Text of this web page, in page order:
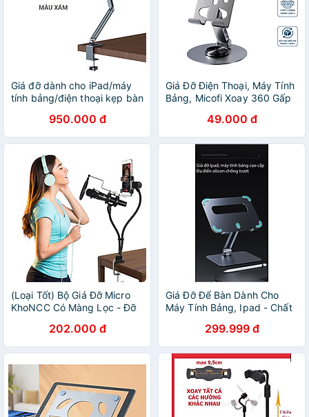
Giá đỡ dành cho iPad/máy
tính bảng/điện thoại kẹp bàn
Hàng Nhập Khẩu
950.000 đ
Giá Đỡ Điện Thoại, Máy Tính
Bảng, Micofi Xoay 360 Gấp
Livestream Xem Phim -
HÀNG CHÍNH HÃNG MINIIN
49.000 đ
(Loại Tốt) Bộ Giá Đỡ Micro
KhoNCC Có Màng Lọc - Đỡ
Để LiveStream - DHS-5245-
LiStre - Hàng Chính Hãng
202.000 đ
Giá Đỡ Để Bàn Dành Cho
Máy Tính Bảng, Ipad - Chất
Cấp Hàng Nhập Khẩu Chính
HãngKitAcoom
299.999 đ